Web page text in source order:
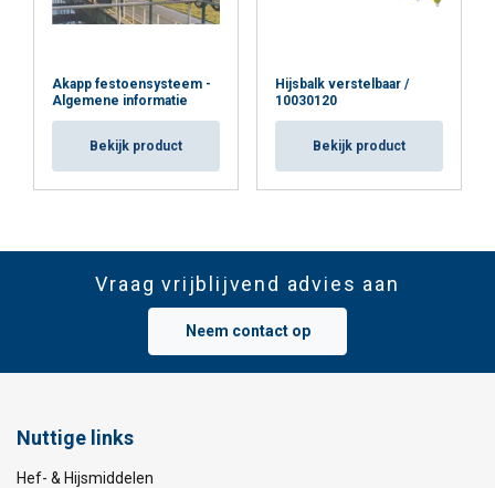
Akapp festoensysteem -
Algemene informatie
Bekijk product
Hijsbalk verstelbaar /
10030120
Bekijk product
Vraag vrijblijvend advies aan
Neem contact op
Nuttige links
Hef- & Hijsmiddelen